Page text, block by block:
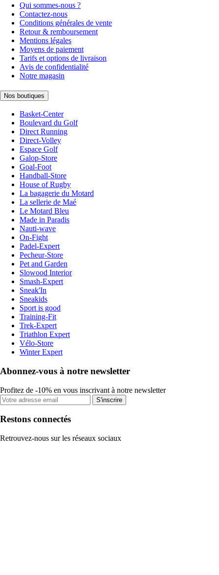
Qui sommes-nous ?
Contactez-nous
Conditions générales de vente
Retour & remboursement
Mentions légales
Moyens de paiement
Tarifs et options de livraison
Avis de confidentialité
Notre magasin
Nos boutiques
Basket-Center
Boulevard du Golf
Direct Running
Direct-Volley
Espace Golf
Galop-Store
Goal-Foot
Handball-Store
House of Rugby
La bagagerie du Motard
La sellerie de Maé
Le Motard Bleu
Made in Paradis
Nauti-wave
On-Fight
Padel-Expert
Pecheur-Store
Pet and Garden
Slowood Interior
Smash-Expert
Sneak'In
Sneakids
Sport is good
Training-Fit
Trek-Expert
Triathlon Expert
Vélo-Store
Winter Expert
Abonnez-vous à notre newsletter
Profitez de -10% en vous inscrivant à notre newsletter
S'inscrire
Restons connectés
Retrouvez-nous sur les réseaux sociaux